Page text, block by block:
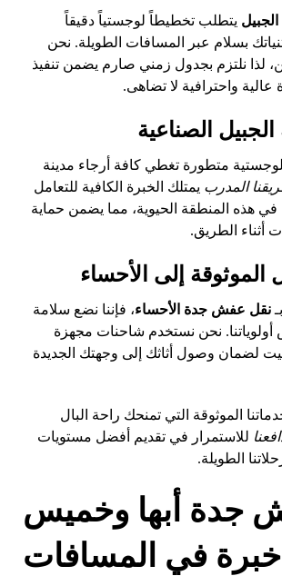
يتطلب تخطيطاً لوجستياً دقيقاً
بسلام عبر المسافات الطويلة. نحن
لذا نلتزم بجدول زمني صارم يضمن تنفيذ
عالية واحترافية لا تضاهى.
الصناعية
متطورة تغطي كافة أرجاء مدينة
المدرب يمتلك الخبرة الكافية للتعامل
هذه المنطقة الحيوية، مما يضمن حماية
أثناء الطريق.
الموثوقة إلى الأحساء
نقل عفش جدة الأحساء، فإننا نضع سلامة
نحن نستخدم شاحنات مجهزة
لضمان وصول أثاثك إلى وجهتك الجديدة
الموثوقة التي تمنحك راحة البال
للاستمرار في تقديم أفضل مستويات
الطويلة.
جدة أبها وخميس
في المسافات